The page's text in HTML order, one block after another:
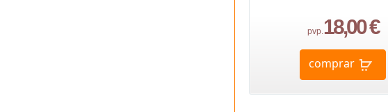
pvp.18,00 €
comprar